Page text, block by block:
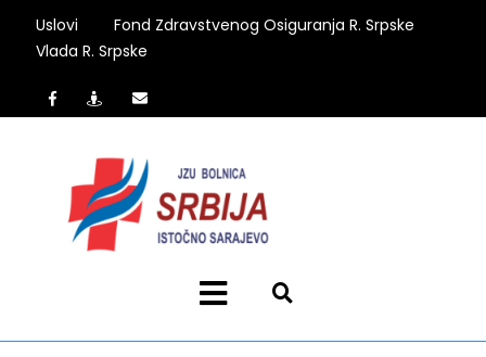
Uslovi
Fond Zdravstvenog Osiguranja R. Srpske
Vlada R. Srpske